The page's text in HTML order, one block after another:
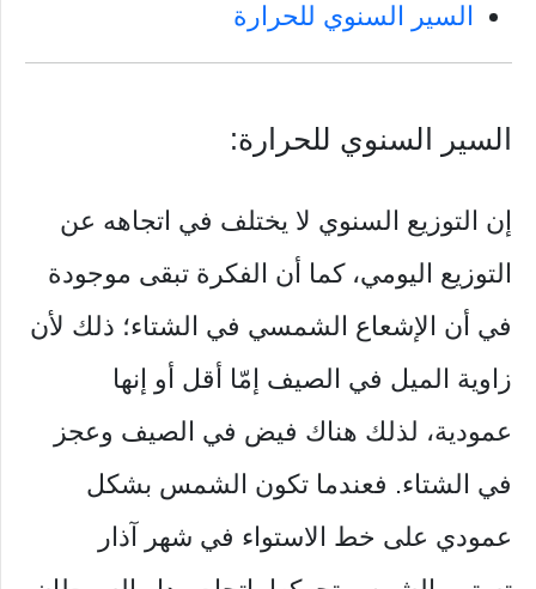
السير السنوي للحرارة
السير السنوي للحرارة:
إن التوزيع السنوي لا يختلف في اتجاهه عن
التوزيع اليومي، كما أن الفكرة تبقى موجودة
في أن الإشعاع الشمسي في الشتاء؛ ذلك لأن
زاوية الميل في الصيف إمّا أقل أو إنها
عمودية، لذلك هناك فيض في الصيف وعجز
في الشتاء. فعندما تكون الشمس بشكل
عمودي على خط الاستواء في شهر آذار